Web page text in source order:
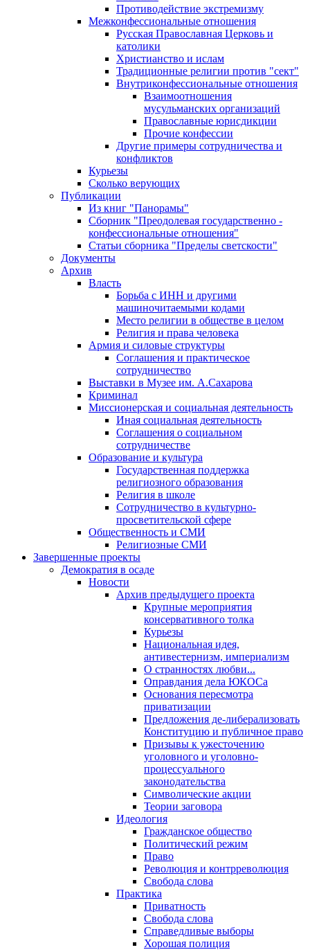
Противодействие экстремизму
Межконфессиональные отношения
Русская Православная Церковь и
католики
Христианство и ислам
Традиционные религии против "сект"
Внутриконфессиональные отношения
Взаимоотношения
мусульманских организаций
Православные юрисдикции
Прочие конфессии
Другие примеры сотрудничества и
конфликтов
Курьезы
Сколько верующих
Публикации
Из книг "Панорамы"
Сборник "Преодолевая государственно -
конфессиональные отношения"
Статьи сборника "Пределы светскости"
Документы
Архив
Власть
Борьба с ИНН и другими
машиночитаемыми кодами
Место религии в обществе в целом
Религия и права человека
Армия и силовые структуры
Соглашения и практическое
сотрудничество
Выставки в Музее им. А.Сахарова
Криминал
Миссионерская и социальная деятельность
Иная социальная деятельность
Соглашения о социальном
сотрудничестве
Образование и культура
Государственная поддержка
религиозного образования
Религия в школе
Сотрудничество в культурно-
просветительской сфере
Общественность и СМИ
Религиозные СМИ
Завершенные проекты
Демократия в осаде
Новости
Архив предыдущего проекта
Крупные мероприятия
консервативного толка
Курьезы
Национальная идея,
антивестернизм, империализм
О странностях любви...
Оправдания дела ЮКОСа
Основания пересмотра
приватизации
Предложения де-либерализовать
Конституцию и публичное право
Призывы к ужесточению
уголовного и уголовно-
процессуального
законодательства
Символические акции
Теории заговора
Идеология
Гражданское общество
Политический режим
Право
Революция и контрреволюция
Свобода слова
Практика
Приватность
Свобода слова
Справедливые выборы
Хорошая полиция